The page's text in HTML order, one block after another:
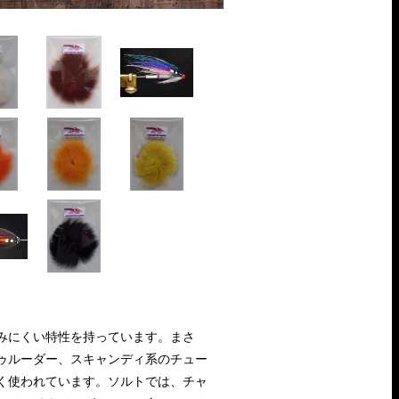
くい特性を持っています。まさ
ルーダー、スキャンディ系のチュー
われています。ソルトでは、チャ